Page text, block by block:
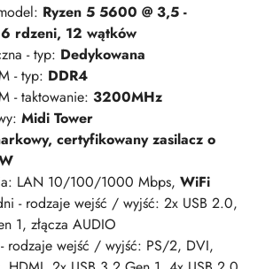
Ryzen 5 5600 @ 3,5 -
rdzeni, 12 wątków
- typ: Dedykowana
- typ: DDR4
- taktowanie: 3200MHz
Midi Tower
certyfikowany zasilacz o
LAN 10/100/1000 Mbps, WiFi
- rodzaje wejść / wyjść: 2x USB 2.0,
1, złącza AUDIO
rodzaje wejść / wyjść: PS/2, DVI,